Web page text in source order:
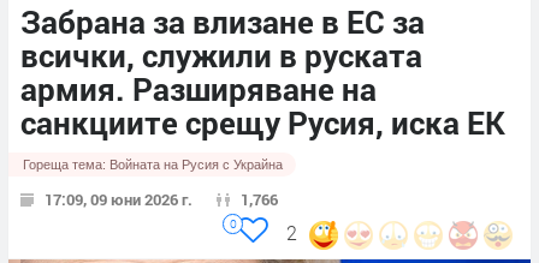
Забрана за влизане в ЕС за
всички, служили в руската
армия. Разширяване на
санкциите срещу Русия, иска ЕК
Гореща тема: Войната на Русия с Украйна
17:09, 09 юни 2026 г. 1,766
2
0